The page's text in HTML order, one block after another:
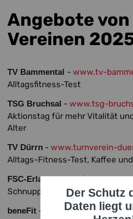
Der Schutz
Daten liegt
Angebote von
Vereinen
TV Bammental - www.tv-
Alltagsfitness-Test
TSG Bruchsal - www.tsg-
Aktionstag für mehr Vitalität
Alter
TV Dürrn - www.turnverein-
Alltags-Fitness-Test, Kaffee
FSC-Erlach-www.fsc-erlach.de
Schnuppertage und Fitnesstest
beneFit -
www.benefit-